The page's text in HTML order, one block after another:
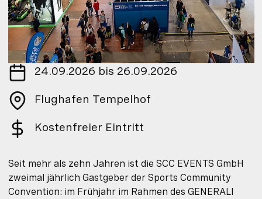
24.09.2026 bis 26.09.2026
Flughafen Tempelhof
Kostenfreier Eintritt
Seit mehr als zehn Jahren ist die SCC EVENTS GmbH
zweimal jährlich Gastgeber der Sports Community
Convention: im Frühjahr im Rahmen des GENERALI